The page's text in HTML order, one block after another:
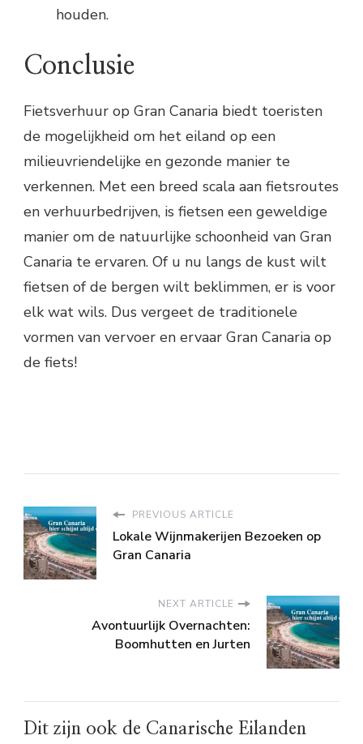
houden.
Conclusie
Fietsverhuur op Gran Canaria biedt toeristen
de mogelijkheid om het eiland op een
milieuvriendelijke en gezonde manier te
verkennen. Met een breed scala aan fietsroutes
en verhuurbedrijven, is fietsen een geweldige
manier om de natuurlijke schoonheid van Gran
Canaria te ervaren. Of u nu langs de kust wilt
fietsen of de bergen wilt beklimmen, er is voor
elk wat wils. Dus vergeet de traditionele
vormen van vervoer en ervaar Gran Canaria op
de fiets!
PREVIOUS ARTICLE
Lokale Wijnmakerijen Bezoeken op
Gran Canaria
NEXT ARTICLE
Avontuurlijk Overnachten:
Boomhutten en Jurten
Dit zijn ook de Canarische Eilanden